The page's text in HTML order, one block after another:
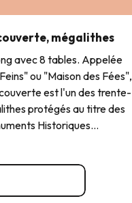
mégalithes
avec 8 tables. Appelée
ou "Maison des Fées",
est l'un des trente-
protégés au titre des
Historiques...